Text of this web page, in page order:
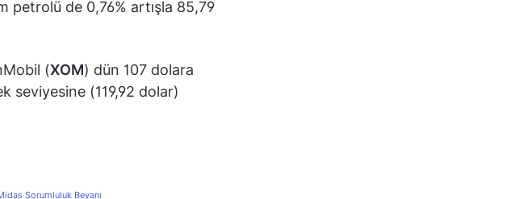
petrolü de 0,76% artışla 85,79
(XOM) dün 107 dolara
seviyesine (119,92 dolar)
Sorumluluk Beyanı